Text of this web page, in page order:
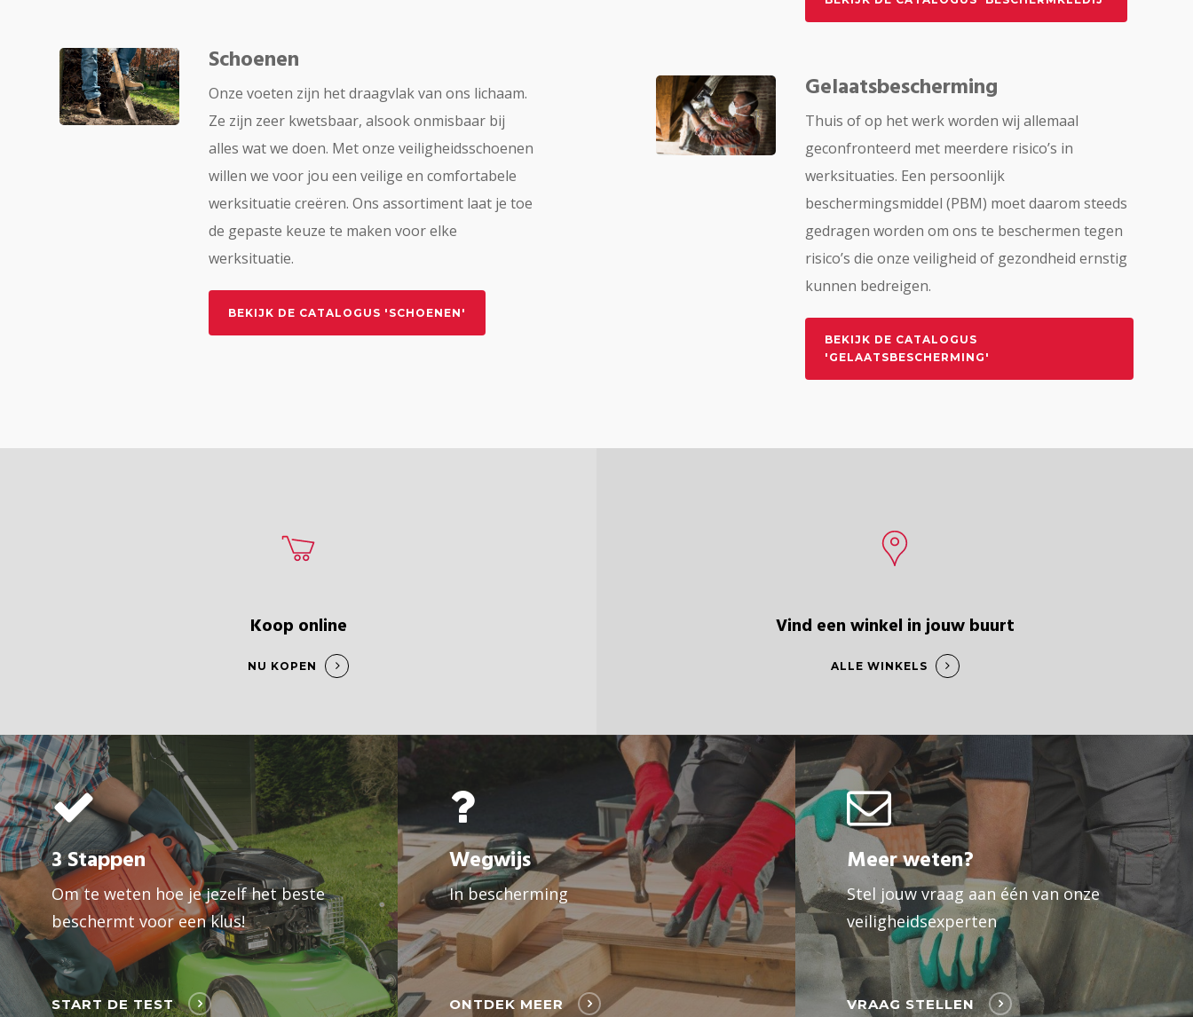
Schoenen
Onze voeten zijn het draagvlak van ons lichaam.
Ze zijn zeer kwetsbaar, alsook onmisbaar bij
alles wat we doen. Met onze veiligheidsschoenen
willen we voor jou een veilige en comfortabele
werksituatie creëren. Ons assortiment laat je toe
de gepaste keuze te maken voor elke
werksituatie.
BEKIJK DE CATALOGUS 'SCHOENEN'
Gelaatsbescherming
Thuis of op het werk worden wij allemaal
geconfronteerd met meerdere risico’s in
werksituaties. Een persoonlijk
beschermingsmiddel (PBM) moet daarom steeds
gedragen worden om ons te beschermen tegen
risico’s die onze veiligheid of gezondheid ernstig
kunnen bedreigen.
BEKIJK DE CATALOGUS
'GELAATSBESCHERMING'
Koop online
NU KOPEN
Vind een winkel in jouw buurt
ALLE WINKELS
3 Stappen
Om te weten hoe je jezelf het beste
beschermt voor een klus!
START DE TEST
Wegwijs
In bescherming
ONTDEK MEER
Meer weten?
Stel jouw vraag aan één van onze
veiligheidsexperten
VRAAG STELLEN